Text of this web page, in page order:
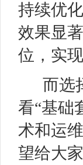
持续优
效果显
位，实
而选
看“基础
术和运
望给大